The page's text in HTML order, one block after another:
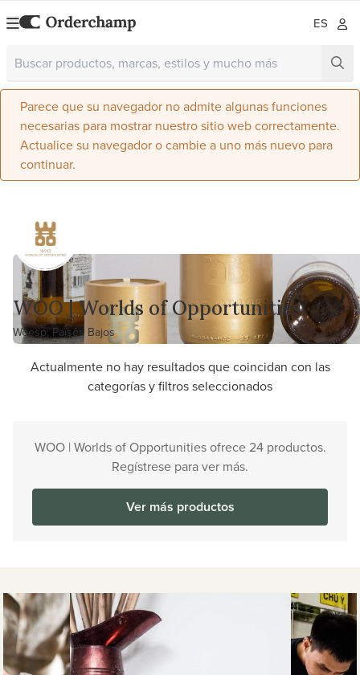
ES
Parece que su navegador no admite algunas funciones
necesarias para mostrar nuestro sitio web correctamente.
Actualice su navegador o cambie a uno más nuevo para
continuar.
WOO | Worlds of Opportunities
Weesp, Países Bajos
Actualmente no hay resultados que coincidan con las
categorías y filtros seleccionados
WOO | Worlds of Opportunities ofrece 24 productos.
Regístrese para ver más.
Ver más productos